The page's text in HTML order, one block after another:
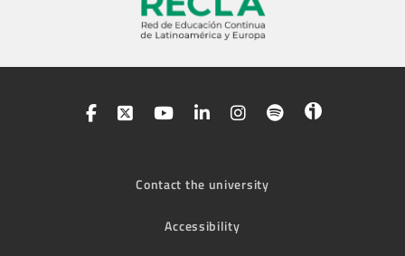
Contact the university
Accessibility